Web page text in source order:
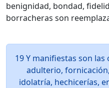
benignidad, bondad,
borracheras son
19 Y manifiestas son
adulterio,
idolatría, hechicerías,